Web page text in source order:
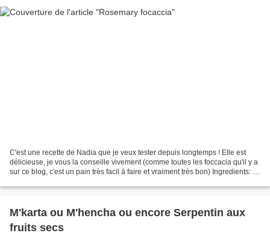
C'est une recette de Nadia que je veux tester depuis longtemps ! Elle est
délicieuse, je vous la conseille vivement (comme toutes les foccacia qu'il y a
sur ce blog, c'est un pain très facil à faire et vraiment très bon) Ingredients: 3
M'karta ou M'hencha ou encore Serpentin aux
fruits secs